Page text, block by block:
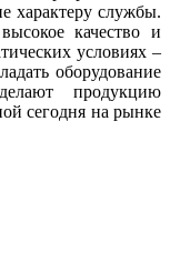
характеру службы.
качество и
условиях –
оборудование
продукцию
сегодня на рынке